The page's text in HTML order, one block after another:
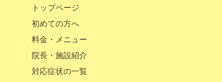
トップページ
初めての方へ
料金・メニュー
院長・施設紹介
対応症状の一覧